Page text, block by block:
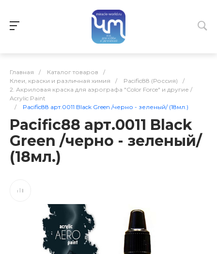
Главная / Каталог товаров
/
Клеи, краски и различная химия
/ Pacific88 (Россия)
/
2. Акриловая краска для аэрографа "Color Force" и другие /
Acrylic Paint
/
Pacific88 арт.0011 Black Green /черно - зеленый/ (18мл.)
Pacific88 арт.0011 Black
Green /черно - зеленый/
(18мл.)